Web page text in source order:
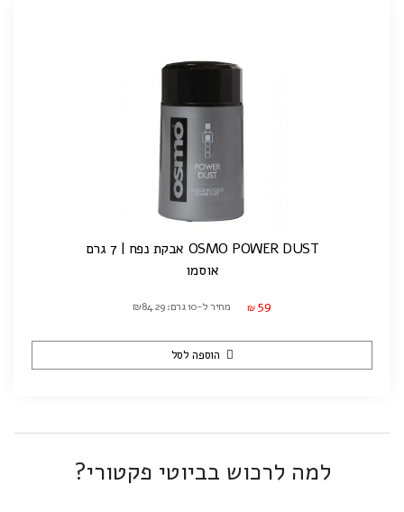
OSMO POWER DUST אבקת נפח | 7 גרם
אוסמו
₪ 59 מחיר ל-10 גרם: ₪84.29
הוספה לסל
למה לרכוש בביוטי פקטורי?